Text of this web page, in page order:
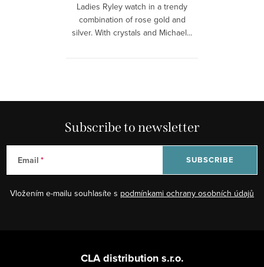
Ladies Ryley watch in a trendy
combination of rose gold and
silver. With crystals and Michael...
Subscribe to newsletter
Email
Vložením e-mailu souhlasíte s podmínkami ochrany osobních údajů
SUBSCRIBE
CLA distribution s.r.o.